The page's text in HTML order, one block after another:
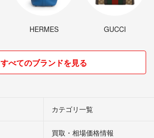
HERMES GUCCI
すべてのブランドを見る
カテゴリ一覧
買取・相場価格情報